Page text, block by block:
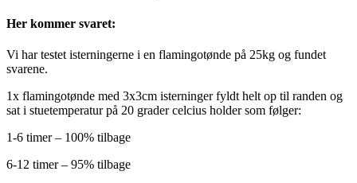
Her kommer svaret:
Vi har testet isterningerne i en flamingotønde på 25kg og fundet
svarene.
1x flamingotønde med 3x3cm isterninger fyldt helt op til randen og
sat i stuetemperatur på 20 grader celcius holder som følger:
1-6 timer – 100% tilbage
6-12 timer – 95% tilbage